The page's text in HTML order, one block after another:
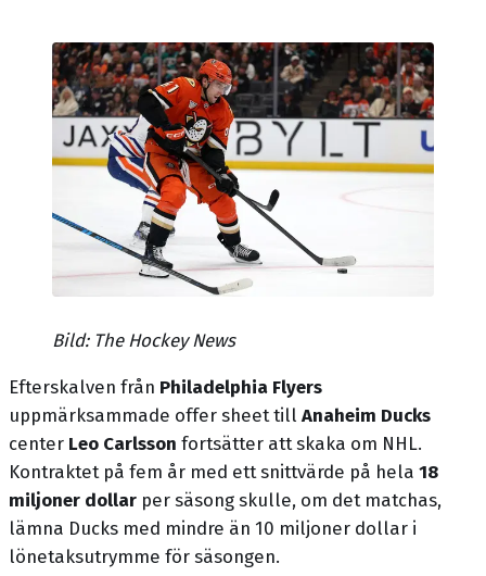
Bild: The Hockey News
Efterskalven från Philadelphia Flyers
uppmärksammade offer sheet till Anaheim Ducks
center Leo Carlsson fortsätter att skaka om NHL.
Kontraktet på fem år med ett snittvärde på hela 18
miljoner dollar per säsong skulle, om det matchas,
lämna Ducks med mindre än 10 miljoner dollar i
lönetaksutrymme för säsongen.